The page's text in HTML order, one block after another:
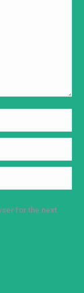
for the next